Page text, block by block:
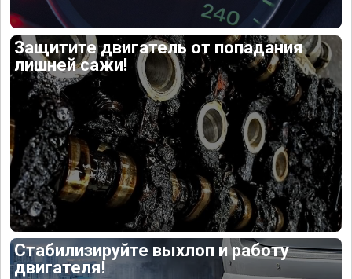
Защитите двигатель от попадания
лишней сажи!
Стабилизируйте выхлоп и работу
двигателя!